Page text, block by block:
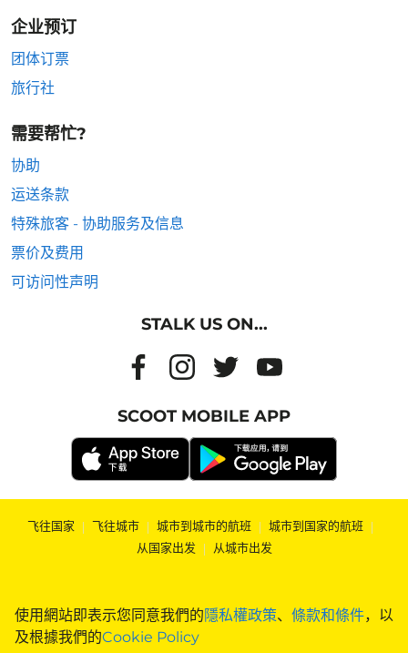
使用網站即表示您同意我們的隱私權政策、 條款和條件，以
及根據我們的Cookie Policy
企业预订
团体订票
旅行社
需要帮忙?
协助
运送条款
特殊旅客 - 协助服务及信息
票价及费用
可访问性声明
STALK US ON...
SCOOT MOBILE APP
飞往国家 | 飞往城市 | 城市到城市的航班 | 城市到国家的航班 |
从国家出发 | 从城市出发